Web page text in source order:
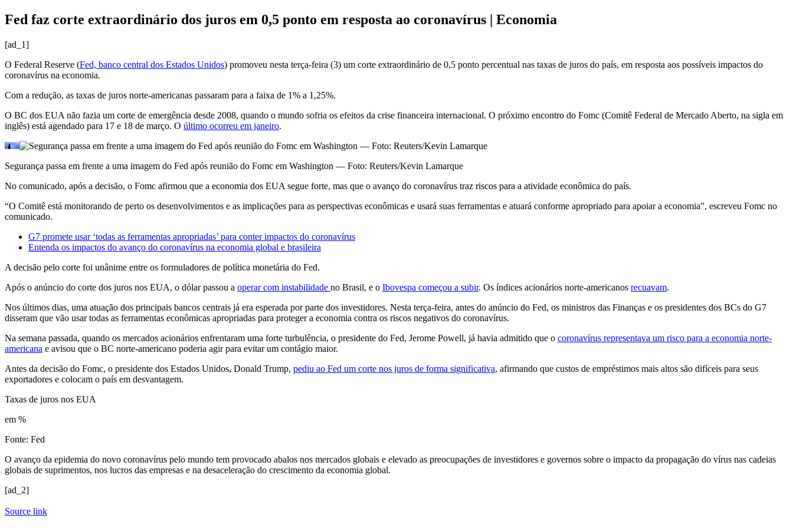
Fed faz corte extraordinário dos juros em 0,5 ponto em resposta ao coronavírus | Economia
[ad_1]
O Federal Reserve (Fed, banco central dos Estados Unidos) promoveu nesta terça-feira (3) um corte extraordinário de 0,5 ponto percentual nas taxas de juros do país, em resposta aos possíveis impactos do
coronavírus na economia.
Com a redução, as taxas de juros norte-americanas passaram para a faixa de 1% a 1,25%.
O BC dos EUA não fazia um corte de emergência desde 2008, quando o mundo sofria os efeitos da crise financeira internacional. O próximo encontro do Fomc (Comitê Federal de Mercado Aberto, na sigla em
inglês) está agendado para 17 e 18 de março. O último ocorreu em janeiro.
Segurança passa em frente a uma imagem do Fed após reunião do Fomc em Washington — Foto: Reuters/Kevin Lamarque
No comunicado, após a decisão, o Fomc afirmou que a economia dos EUA segue forte, mas que o avanço do coronavírus traz riscos para a atividade econômica do país.
“O Comitê está monitorando de perto os desenvolvimentos e as implicações para as perspectivas econômicas e usará suas ferramentas e atuará conforme apropriado para apoiar a economia”, escreveu Fomc no
comunicado.
G7 promete usar ‘todas as ferramentas apropriadas’ para conter impactos do coronavírus
Entenda os impactos do avanço do coronavírus na economia global e brasileira
A decisão pelo corte foi unânime entre os formuladores de política monetária do Fed.
Após o anúncio do corte dos juros nos EUA, o dólar passou a operar com instabilidade no Brasil, e o Ibovespa começou a subir. Os índices acionários norte-americanos recuavam.
Nos últimos dias, uma atuação dos principais bancos centrais já era esperada por parte dos investidores. Nesta terça-feira, antes do anúncio do Fed, os ministros das Finanças e os presidentes dos BCs do G7
disseram que vão usar todas as ferramentas econômicas apropriadas para proteger a economia contra os riscos negativos do coronavírus.
Na semana passada, quando os mercados acionários enfrentaram uma forte turbulência, o presidente do Fed, Jerome Powell, já havia admitido que o coronavírus representava um risco para a economia norte-
americana e avisou que o BC norte-americano poderia agir para evitar um contágio maior.
Antes da decisão do Fomc, o presidente dos Estados Unidos, Donald Trump, pediu ao Fed um corte nos juros de forma significativa, afirmando que custos de empréstimos mais altos são difíceis para seus
exportadores e colocam o país em desvantagem.
Taxas de juros nos EUA
em %
Fonte: Fed
O avanço da epidemia do novo coronavírus pelo mundo tem provocado abalos nos mercados globais e elevado as preocupações de investidores e governos sobre o impacto da propagação do vírus nas cadeias
globais de suprimentos, nos lucros das empresas e na desaceleração do crescimento da economia global.
[ad_2]
Source link